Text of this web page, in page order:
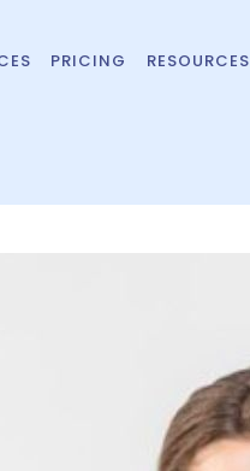
PRICING RESOURCES